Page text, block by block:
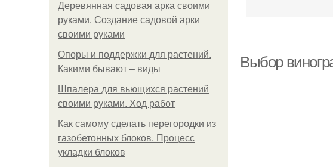
Деревянная садовая арка своими
руками. Создание садовой арки
своими руками
Опоры и поддержки для растений.
Какими бывают – виды
Шпалера для вьющихся растений
своими руками. Ход работ
Как самому сделать перегородки из
газобетонных блоков. Процесс
укладки блоков
Выбор